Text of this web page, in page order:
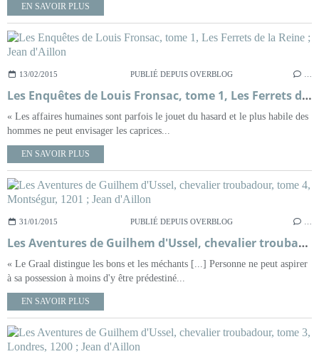
EN SAVOIR PLUS
13/02/2015 PUBLIÉ DEPUIS OVERBLOG
Les Enquêtes de Louis Fronsac, tome 1, Les Ferrets de la Reine ; Jean d'Aillon
« Les affaires humaines sont parfois le jouet du hasard et le plus habile des
hommes ne peut envisager les caprices...
EN SAVOIR PLUS
31/01/2015 PUBLIÉ DEPUIS OVERBLOG
Les Aventures de Guilhem d'Ussel, chevalier troubadour, tome 4, Montségur, 1201 ; Jean d'Aillon
« Le Graal distingue les bons et les méchants [...] Personne ne peut aspirer
à sa possession à moins d'y être prédestiné...
EN SAVOIR PLUS